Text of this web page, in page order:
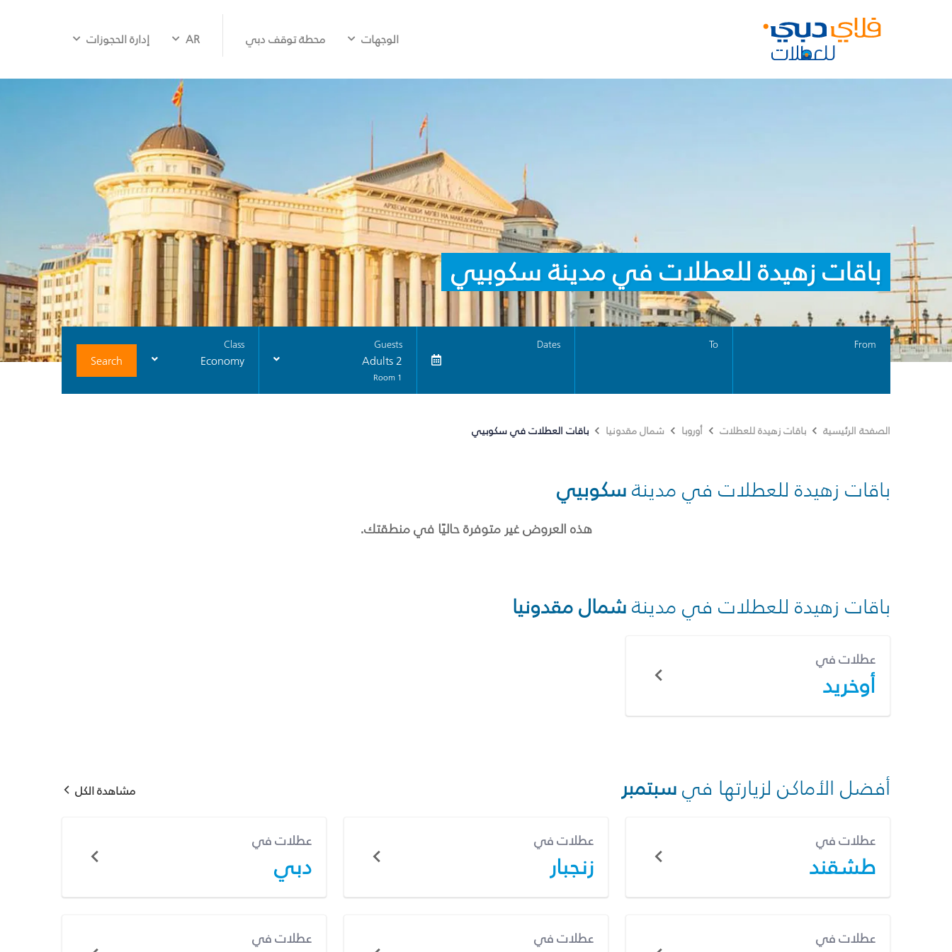
الوجهات محطة توقف دبي AR إدارة الحجوزات
باقات زهيدة للعطلات في مدينة سكوبيي
From
To
Dates
Guests
2 Adults
1 Room
Class
Economy
Search
الصفحة الرئيسية باقات زهيدة للعطلات أوروبا شمال مقدونيا باقات العطلات في سكوبيي
باقات زهيدة للعطلات في مدينةسكوبيي
هذه العروض غير متوفرة حاليًا في منطقتك.
باقات زهيدة للعطلات في مدينةشمال مقدونيا
عطلات في
أوخريد
أفضل الأماكن لزيارتها فيسبتمبر مشاهدة الكل
عطلات في
طشقند
عطلات في
زنجبار
عطلات في
دبي
عطلات في عطلات في عطلات في